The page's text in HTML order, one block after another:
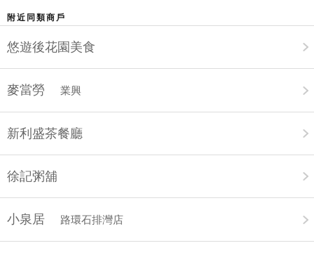
附近同類商戶
悠遊後花園美食
麥當勞 業興
新利盛茶餐廳
徐記粥舖
小泉居 路環石排灣店